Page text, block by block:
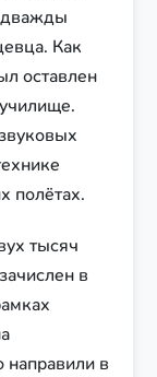
дважды
Как
оставлен
полётах.
тысяч
в
направили в